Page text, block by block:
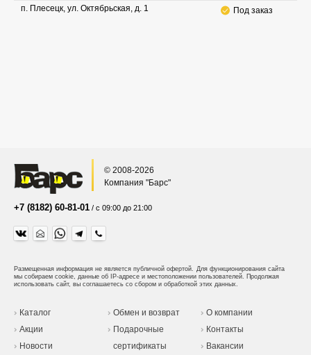
п. Плесецк, ул. Октябрьская, д. 1
Под заказ
© 2008-2026
Компания "Барс"
+7 (8182) 60-81-01 / с 09:00 до 21:00
Размещенная информация не является публичной офертой. Для функционирования сайта
мы собираем cookie, данные об IP-адресе и местоположении пользователей. Продолжая
использовать сайт, вы соглашаетесь со сбором и обработкой этих данных.
Каталог
Акции
Новости
Обмен и возврат
Подарочные
сертификаты
О компании
Контакты
Вакансии